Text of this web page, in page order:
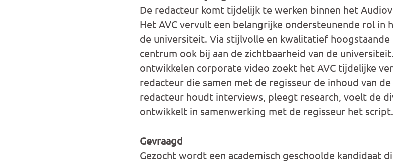
De redacteur komt tijdelijk te werken binnen het
Het AVC vervult een belangrijke ondersteunende rol in
de universiteit. Via stijlvolle en kwalitatief
centrum ook bij aan de zichtbaarheid van de
ontwikkelen corporate video zoekt het AVC tijdelijke
redacteur die samen met de regisseur de inhoud van
redacteur houdt interviews, pleegt research, voelt de
ontwikkelt in samenwerking met de regisseur het script.
Gevraagd
Gezocht wordt een academisch geschoolde kandidaat